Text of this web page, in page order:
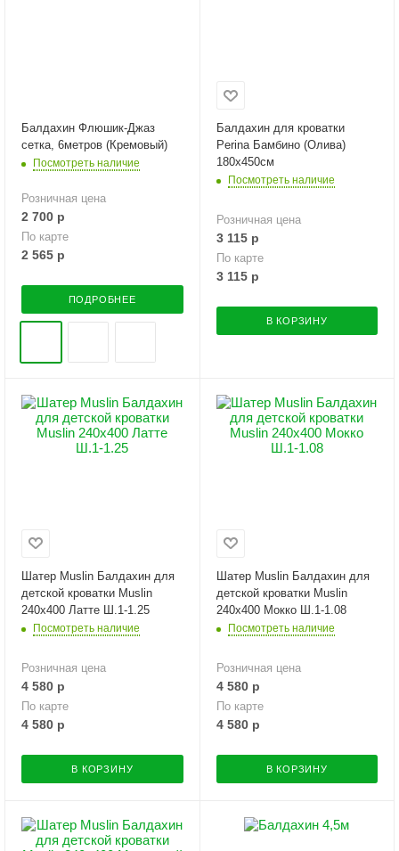
Балдахин Флюшик-Джаз
сетка, 6метров (Кремовый)
Посмотреть наличие
Розничная цена
2 700 р
По карте
2 565 р
ПОДРОБНЕЕ
Балдахин для кроватки
Perina Бамбино (Олива)
180х450см
Посмотреть наличие
Розничная цена
3 115р
По карте
3 115р
В КОРЗИНУ
Шатер Muslin Балдахин для
детской кроватки Muslin
240х400 Латте Ш.1-1.25
Посмотреть наличие
Розничная цена
4 580 р
По карте
4 580 р
В КОРЗИНУ
Шатер Muslin Балдахин для
детской кроватки Muslin
240х400 Мокко Ш.1-1.08
Посмотреть наличие
Розничная цена
4 580р
По карте
4 580р
В КОРЗИНУ